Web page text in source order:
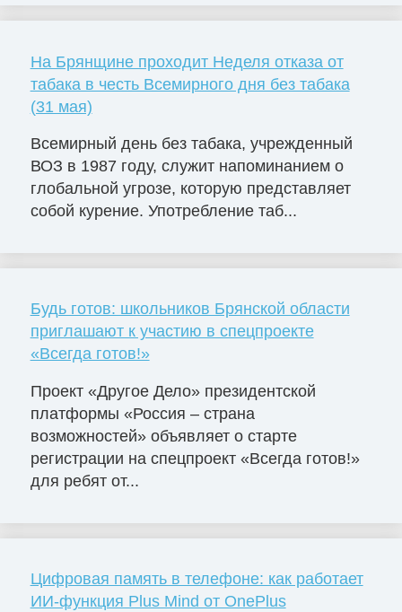
На Брянщине проходит Неделя отказа от
табака в честь Всемирного дня без табака
(31 мая)
Всемирный день без табака, учрежденный
ВОЗ в 1987 году, служит напоминанием о
глобальной угрозе, которую представляет
собой курение. Употребление таб...
Будь готов: школьников Брянской области
приглашают к участию в спецпроекте
«Всегда готов!»
Проект «Другое Дело» президентской
платформы «Россия – страна
возможностей» объявляет о старте
регистрации на спецпроект «Всегда готов!»
для ребят от...
Цифровая память в телефоне: как работает
ИИ-функция Plus Mind от OnePlus